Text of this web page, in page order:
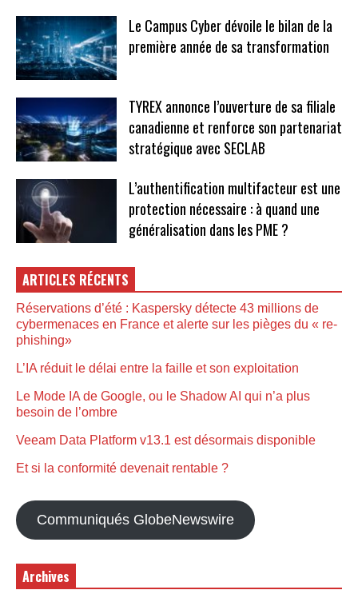
Le Campus Cyber dévoile le bilan de la
première année de sa transformation
TYREX annonce l’ouverture de sa filiale
canadienne et renforce son partenariat
stratégique avec SECLAB
L’authentification multifacteur est une
protection nécessaire : à quand une
généralisation dans les PME ?
ARTICLES RÉCENTS
Réservations d’été : Kaspersky détecte 43 millions de
cybermenaces en France et alerte sur les pièges du « re-
phishing»
L’IA réduit le délai entre la faille et son exploitation
Le Mode IA de Google, ou le Shadow AI qui n’a plus
besoin de l’ombre
Veeam Data Platform v13.1 est désormais disponible
Et si la conformité devenait rentable ?
Communiqués GlobeNewswire
Archives